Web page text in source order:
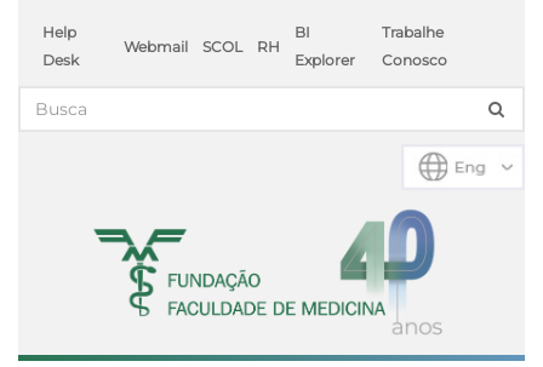
Help
Desk
Webmail SCOL RH
BI
Explorer
Trabalhe
Conosco